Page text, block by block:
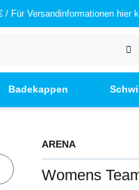
Für Versandinformationen hier
Badekappen
ARENA
Womens